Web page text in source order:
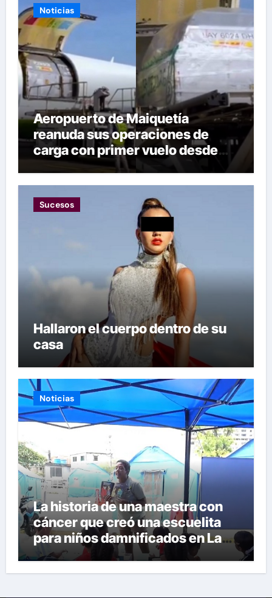
Noticias
Aeropuerto de Maiquetía
reanuda sus operaciones de
carga con primer vuelo desde
Panamá
Sucesos
Hallaron el cuerpo dentro de su
casa
Noticias
La historia de una maestra con
cáncer que creó una escuelita
para niños damnificados en La
Guaira